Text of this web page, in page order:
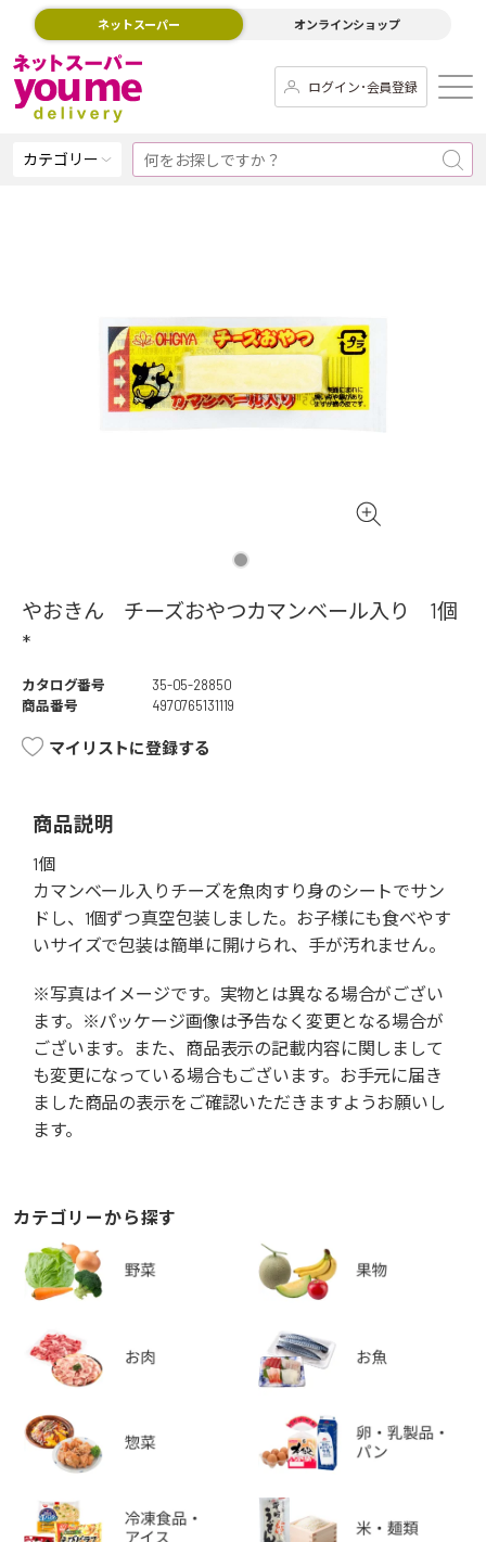
ネットスーパー オンラインショップ
ログイン･会員登録
カテゴリー
やおきん チーズおやつカマンベール入り 1個
*
カタログ番号
35-05-28850
商品番号
4970765131119
マイリストに登録する
商品説明
1個
カマンベール入りチーズを魚肉すり身のシートでサン
ドし、1個ずつ真空包装しました。お子様にも食べやす
いサイズで包装は簡単に開けられ、手が汚れません。
※写真はイメージです。実物とは異なる場合がござい
ます。※パッケージ画像は予告なく変更となる場合が
ございます。また、商品表示の記載内容に関しまして
も変更になっている場合もございます。お手元に届き
ました商品の表示をご確認いただきますようお願いし
ます。
カテゴリーから探す